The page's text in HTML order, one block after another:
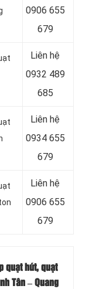
0906 655
679
Liên hệ
0932 489
685
Liên hệ
0934 655
679
Liên hệ
0906 655
679
quạt hút, quạt
Tân – Quang